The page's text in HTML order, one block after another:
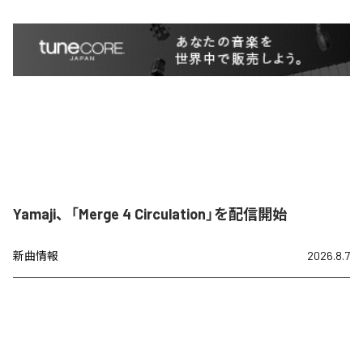
Yamaji、「Merge 4 Circulation」を配信開始
新曲情報 2026.8.7